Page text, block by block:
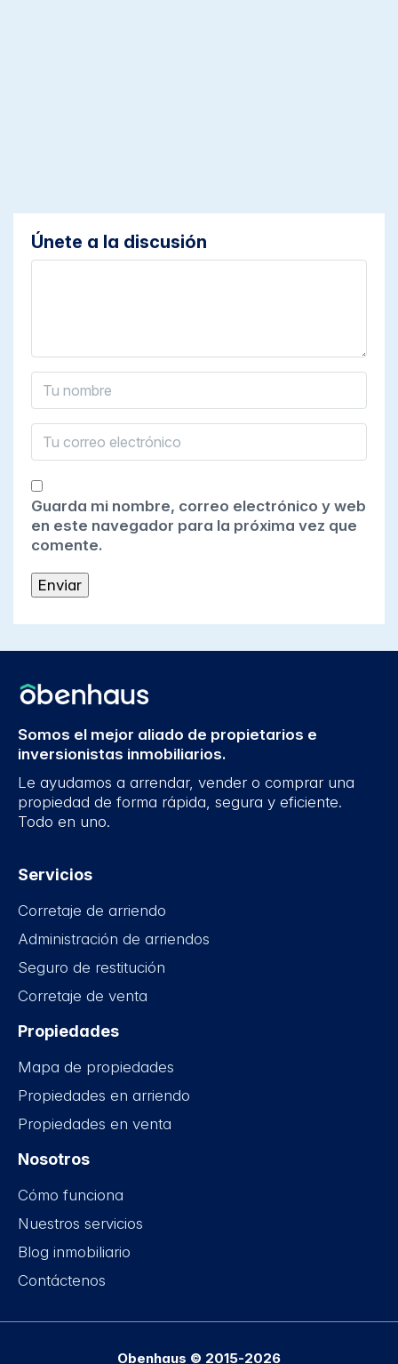
Únete a la discusión
Guarda mi nombre, correo electrónico y web
en este navegador para la próxima vez que
comente.
Somos el mejor aliado de propietarios e
inversionistas inmobiliarios.
Le ayudamos a arrendar, vender o comprar una
propiedad de forma rápida, segura y eficiente.
Todo en uno.
Servicios
Corretaje de arriendo
Administración de arriendos
Seguro de restitución
Corretaje de venta
Propiedades
Mapa de propiedades
Propiedades en arriendo
Propiedades en venta
Nosotros
Cómo funciona
Nuestros servicios
Blog inmobiliario
Contáctenos
Obenhaus © 2015-2026